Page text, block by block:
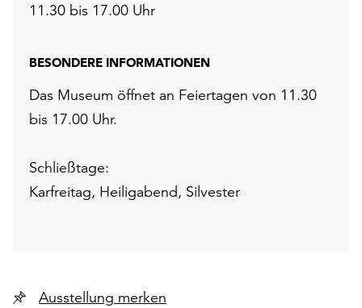
11.30 bis 17.00 Uhr
BESONDERE INFORMATIONEN
Das Museum öffnet an Feiertagen von 11.30
bis 17.00 Uhr.
Schließtage:
Karfreitag, Heiligabend, Silvester
Ausstellung merken